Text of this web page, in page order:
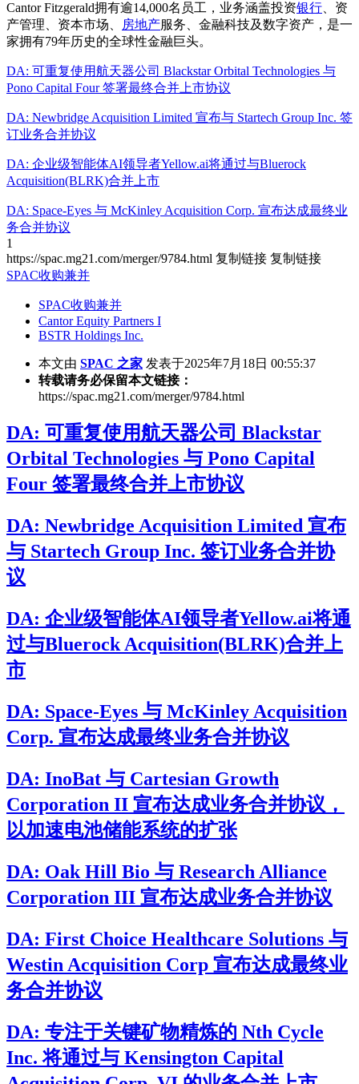
Cantor Fitzgerald拥有逾14,000名员工，业务涵盖投资银行 、资
产管理、资本市场、
房地产服务、金融科技及数字资产，是一
家拥有79年历史的全球性金融巨头。
DA: 可重复使用航天器公司 Blackstar Orbital Technologies 与
Pono Capital Four 签署最终合并上市协议
DA: Newbridge Acquisition Limited 宣布与 Startech Group Inc. 签
订业务合并协议
DA: 企业级智能体AI领导者Yellow.ai将通过与Bluerock
Acquisition(BLRK)合并上市
DA: Space-Eyes 与 McKinley Acquisition Corp. 宣布达成最终业
务合并协议
1
https://spac.mg21.com/merger/9784.html 复制链接 复制链接
SPAC收购兼并
SPAC收购兼并
Cantor Equity Partners I
BSTR Holdings Inc.
本文由 SPAC 之家 发表于2025年7月18日 00:55:37
转载请务必保留本文链接：
https://spac.mg21.com/merger/9784.html
DA: 可重复使用航天器公司 Blackstar
Orbital Technologies 与 Pono Capital
Four 签署最终合并上市协议
DA: Newbridge Acquisition Limited 宣布
与 Startech Group Inc. 签订业务合并协
议
DA: 企业级智能体AI领导者Yellow.ai将通
过与Bluerock Acquisition(BLRK)合并上
市
DA: Space-Eyes 与 McKinley Acquisition
Corp. 宣布达成最终业务合并协议
DA: InoBat 与 Cartesian Growth
Corporation II 宣布达成业务合并协议，
以加速电池储能系统的扩张
DA: Oak Hill Bio 与 Research Alliance
Corporation III 宣布达成业务合并协议
DA: First Choice Healthcare Solutions 与
Westin Acquisition Corp 宣布达成最终业
务合并协议
DA: 专注于关键矿物精炼的 Nth Cycle
Inc. 将通过与 Kensington Capital